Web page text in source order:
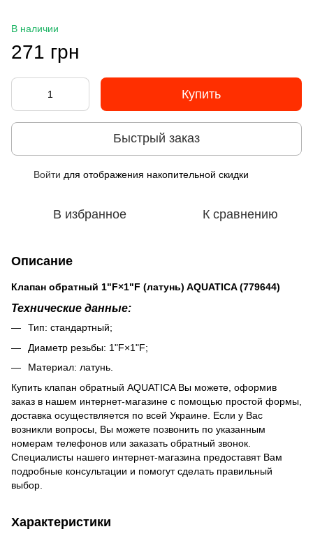
В наличии
271 грн
Купить
Быстрый заказ
Войти для отображения накопительной скидки
В избранное К сравнению
Описание
Клапан обратный 1"F×1"F (латунь) AQUATICA (779644)
Технические данные:
Тип: стандартный;
Диаметр резьбы: 1"F×1"F;
Материал: латунь.
Купить клапан обратный AQUATICA Вы можете, оформив
заказ в нашем интернет-магазине с помощью простой формы,
доставка осуществляется по всей Украине. Если у Вас
возникли вопросы, Вы можете позвонить по указанным
номерам телефонов или заказать обратный звонок.
Специалисты нашего интернет-магазина предоставят Вам
подробные консультации и помогут сделать правильный
выбор.
Характеристики